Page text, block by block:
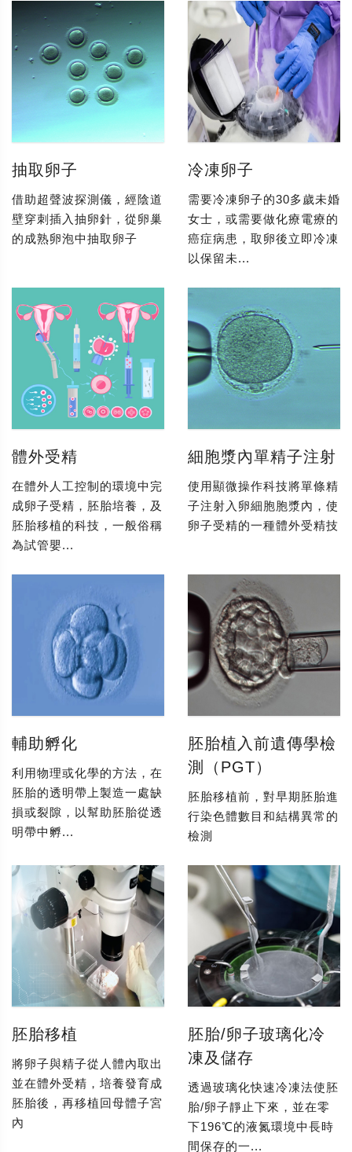
抽取卵子
借助超聲波探測儀，經陰道
壁穿刺插入抽卵針，從卵巢
的成熟卵泡中抽取卵子
冷凍卵子
需要冷凍卵子的30多歲未婚
女士，或需要做化療電療的
癌症病患，取卵後立即冷凍
以保留未...
體外受精
在體外人工控制的環境中完
成卵子受精，胚胎培養，及
胚胎移植的科技，一般俗稱
為試管嬰...
細胞漿內單精子注射
使用顯微操作科技將單條精
子注射入卵細胞胞漿內，使
卵子受精的一種體外受精技
輔助孵化
利用物理或化學的方法，在
胚胎的透明帶上製造一處缺
損或裂隙，以幫助胚胎從透
明帶中孵...
胚胎植入前遺傳學檢
測（PGT）
胚胎移植前，對早期胚胎進
行染色體數目和結構異常的
檢測
胚胎移植
將卵子與精子從人體內取出
並在體外受精，培養發育成
胚胎後，再移植回母體子宮
內
胚胎/卵子玻璃化冷
凍及儲存
透過玻璃化快速冷凍法使胚
胎/卵子靜止下來，並在零
下196℃的液氮環境中長時
間保存的一...